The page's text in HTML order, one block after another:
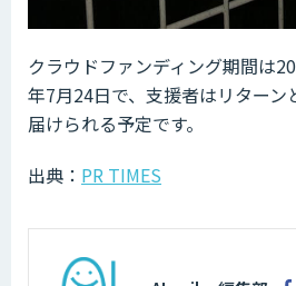
クラウドファンディング期間は
年7月24日で、支援者はリター
届けられる予定です。
出典： PR TIMES